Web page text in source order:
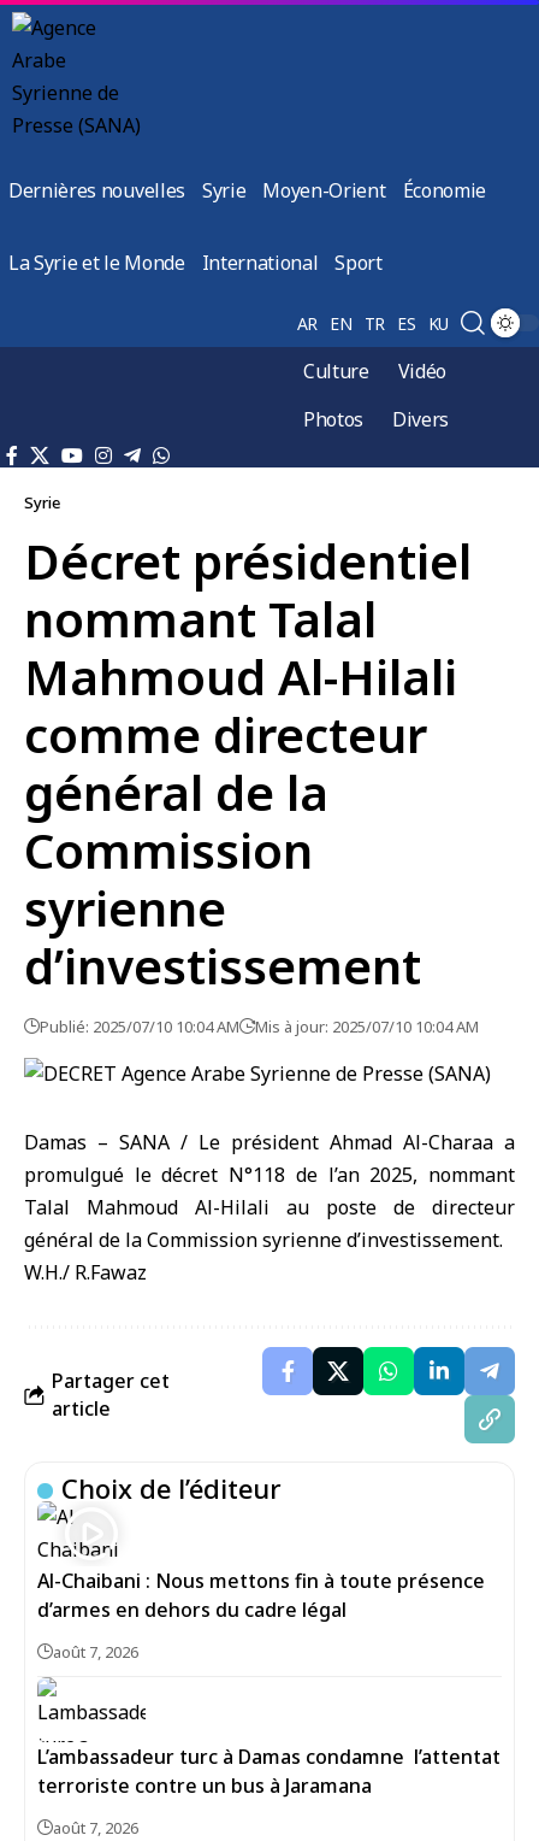
Dernières nouvelles Syrie Moyen-Orient Économie
La Syrie et le Monde International Sport
AR EN TR ES KU
Culture
Vidéo
Photos
Divers
Syrie
Décret présidentiel
nommant Talal
Mahmoud Al-Hilali
comme directeur
général de la
Commission
syrienne
d’investissement
Publié: 2025/07/10 10:04 AM Mis à jour: 2025/07/10 10:04 AM
Damas – SANA / Le président Ahmad Al-Charaa a
promulgué le décret N°118 de l’an 2025, nommant
Talal Mahmoud Al-Hilali au poste de directeur
général de la Commission syrienne d’investissement.
W.H./ R.Fawaz
Partager cet
article
Choix de l’éditeur
Al-Chaibani : Nous mettons fin à toute présence
d’armes en dehors du cadre légal
août 7, 2026
L’ambassadeur turc à Damas condamne l’attentat
terroriste contre un bus à Jaramana
août 7, 2026